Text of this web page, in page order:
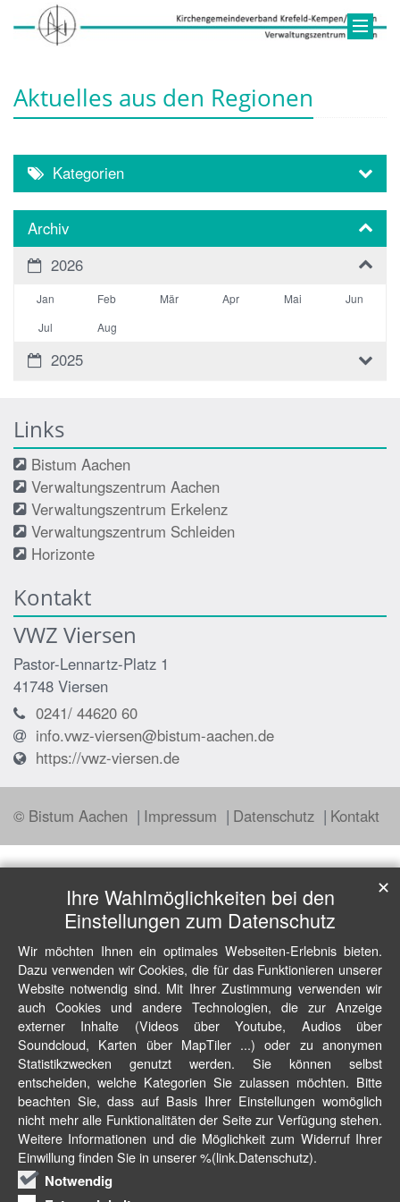
Aktuelles aus den Regionen
Kategorien
Archiv
2026
Jan Feb Mär Apr Mai
Jun
Jul
Aug
2025
Links
Bistum Aachen
Verwaltungszentrum Aachen
Verwaltungszentrum Erkelenz
Verwaltungszentrum Schleiden
Horizonte
Kontakt
VWZ Viersen
Pastor-Lennartz-Platz 1
41748 Viersen
0241/ 44620 60
info.vwz-viersen@bistum-aachen.de
https://vwz-viersen.de
© Bistum Aachen Impressum Datenschutz Kontakt
Ihre Wahlmöglichkeiten bei den
Einstellungen zum Datenschutz
Wir möchten Ihnen ein optimales Webseiten-Erlebnis bieten.
Dazu verwenden wir Cookies, die für das Funktionieren unserer
Website notwendig sind. Mit Ihrer Zustimmung verwenden wir
auch Cookies und andere Technologien, die zur Anzeige
externer Inhalte (Videos über Youtube, Audios über
Soundcloud, Karten über MapTiler ...) oder zu anonymen
Statistikzwecken genutzt werden. Sie können selbst
entscheiden, welche Kategorien Sie zulassen möchten. Bitte
beachten Sie, dass auf Basis Ihrer Einstellungen womöglich
nicht mehr alle Funktionalitäten der Seite zur Verfügung stehen.
Weitere Informationen und die Möglichkeit zum Widerruf Ihrer
Einwillung finden Sie in unserer %(link.Datenschutz).
Notwendig
✕